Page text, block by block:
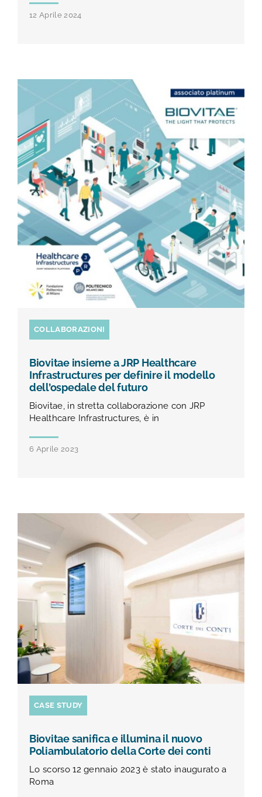
12 Aprile 2024
COLLABORAZIONI
Biovitae insieme a JRP Healthcare
Infrastructures per definire il modello
dell’ospedale del futuro
Biovitae, in stretta collaborazione con JRP
Healthcare Infrastructures, è in
6 Aprile 2023
CASE STUDY
Biovitae sanifica e illumina il nuovo
Poliambulatorio della Corte dei conti
Lo scorso 12 gennaio 2023 è stato inaugurato a
Roma